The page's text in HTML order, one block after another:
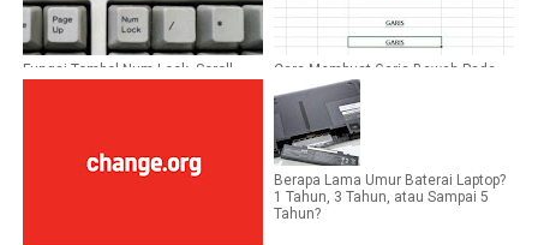
Fungsi Tombol Num Lock, Scroll
Cara Membuat Garis Bawah Pada
Teks di Microsoft Excel
Berapa Lama Umur Baterai Laptop?
1 Tahun, 3 Tahun, atau Sampai 5
Tahun?